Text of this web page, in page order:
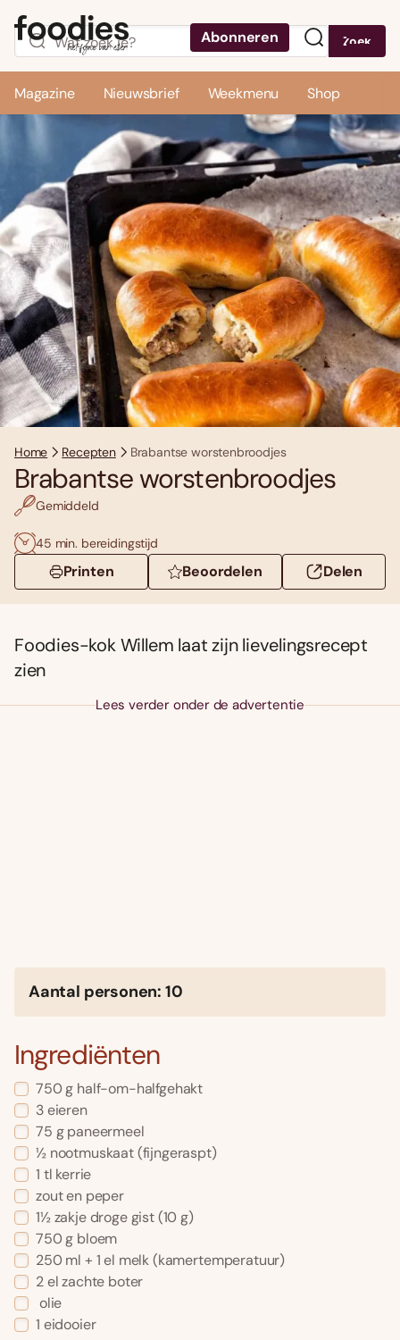
Abonneren Zoek
Magazine Nieuwsbrief Weekmenu Shop
Home Recepten Brabantse worstenbroodjes
Brabantse worstenbroodjes
Gemiddeld
45 min. bereidingstijd
Printen Beoordelen Delen
Foodies-kok Willem laat zijn lievelingsrecept
zien
Lees verder onder de advertentie
Aantal personen: 10
Ingrediënten
750 g half-om-halfgehakt
3 eieren
75 g paneermeel
½ nootmuskaat (fijngeraspt)
1 tl kerrie
zout en peper
1½ zakje droge gist (10 g)
750 g bloem
250 ml + 1 el melk (kamertemperatuur)
2 el zachte boter
olie
1 eidooier